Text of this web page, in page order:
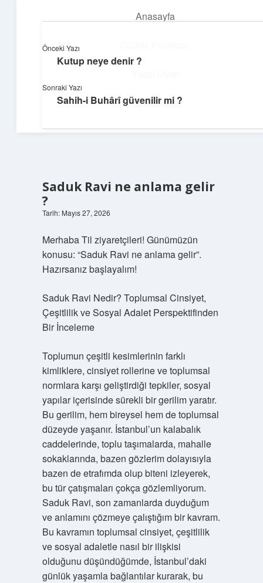
Anasayfa
Hakkımızda
Dijital Köşe
Güncel paylaşımlar ve ilginç keşiflerle dolu içerikler.
Saduk Ravi ne anlama gelir
?
Tarih: Mayıs 27, 2026
Merhaba Til ziyaretçileri! Günümüzün
konusu: “Saduk Ravi ne anlama gelir”.
Hazırsanız başlayalım!
Saduk Ravi Nedir? Toplumsal Cinsiyet,
Çeşitlilik ve Sosyal Adalet Perspektifinden
Bir İnceleme
Toplumun çeşitli kesimlerinin farklı
kimliklere, cinsiyet rollerine ve toplumsal
normlara karşı geliştirdiği tepkiler, sosyal
yapılar içerisinde sürekli bir gerilim yaratır.
Bu gerilim, hem bireysel hem de toplumsal
düzeyde yaşanır. İstanbul’un kalabalık
caddelerinde, toplu taşımalarda, mahalle
sokaklarında, bazen gözlerim dolayısıyla
bazen de etrafımda olup biteni izleyerek,
bu tür çatışmaları çokça gözlemliyorum.
Saduk Ravi, son zamanlarda duyduğum
ve anlamını çözmeye çalıştığım bir kavram.
Bu kavramın toplumsal cinsiyet, çeşitlilik
ve sosyal adaletle nasıl bir ilişkisi
olduğunu düşündüğümde, İstanbul’daki
günlük yaşamla bağlantılar kurarak, bu
Önceki Yazı
Kutup neye denir ?
Sonraki Yazı
Sahih-i Buhârî güvenilir mi ?